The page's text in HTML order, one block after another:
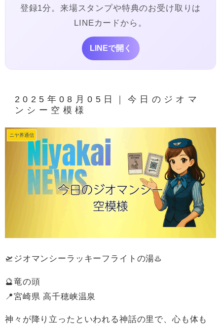
登録1分。来場スタンプや特典のお受け取りは
LINEカードから。
LINEで開く
2025年08月05日｜今日のジオマ
ンシー空模様
ニヤ界通信
🛫ジオマンシーラッキーフライトの湯♨️
🔮竜の頭
📍宮崎県 高千穂峡温泉
神々が降り立ったといわれる神話の里で、心も体も